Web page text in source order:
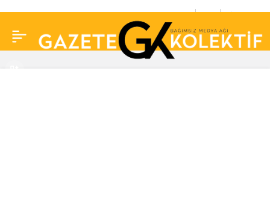
hastalıklarından